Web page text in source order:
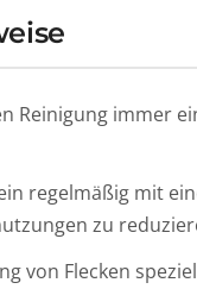
Reinigung immer
regelmäßig mit
zu
von Flecken